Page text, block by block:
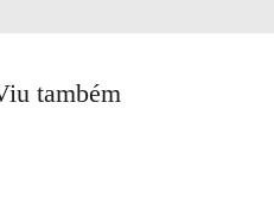
também